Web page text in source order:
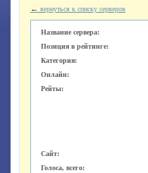
← вернуться к списку серверов
Название сервера:
Позиция в рейтинге:
Категория:
Онлайн:
Рейты:
Сайт:
Голоса, всего: